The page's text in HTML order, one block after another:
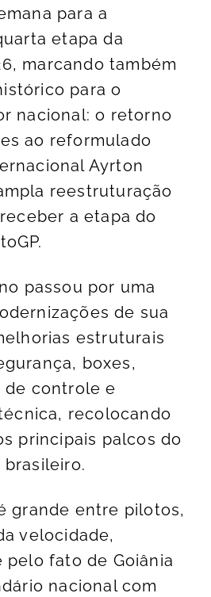
para a
etapa da
marcando também
para o
nacional: o retorno
ao reformulado
Ayrton
reestruturação
a etapa do
passou por uma
de sua
estruturais
boxes,
de controle e
recolocando
principais palcos do
grande entre pilotos,
velocidade,
fato de Goiânia
nacional com